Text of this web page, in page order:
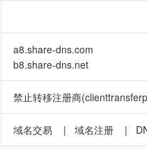
a8.share-dns.com
b8.share-dns.net
禁止转移注册商
域名交易 | 域名注册 |